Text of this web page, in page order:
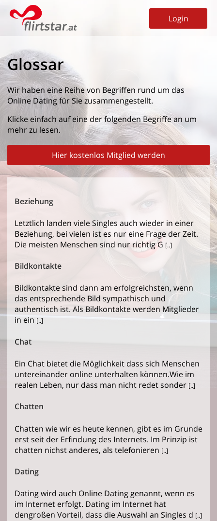
Login
Glossar
Wir haben eine Reihe von Begriffen rund um das
Online Dating für Sie zusammengestellt.
Klicke einfach auf eine der folgenden Begriffe an um
mehr zu lesen.
Hier kostenlos Mitglied werden
Beziehung
Letztlich landen viele Singles auch wieder in einer
Beziehung, bei vielen ist es nur eine Frage der Zeit.
Die meisten Menschen sind nur richtig G [..]
Bildkontakte
Bildkontakte sind dann am erfolgreichsten, wenn
das entsprechende Bild sympathisch und
authentisch ist. Als Bildkontakte werden Mitglieder
in ein [..]
Chat
Ein Chat bietet die Möglichkeit dass sich Menschen
untereinander online unterhalten können.Wie im
realen Leben, nur dass man nicht redet sonder [..]
Chatten
Chatten wie wir es heute kennen, gibt es im Grunde
erst seit der Erfindung des Internets. Im Prinzip ist
chatten nichst anderes, als telefonieren [..]
Dating
Dating wird auch Online Dating genannt, wenn es
im Internet erfolgt. Dating im Internet hat
dengroßen Vorteil, dass die Auswahl an Singles d [..]